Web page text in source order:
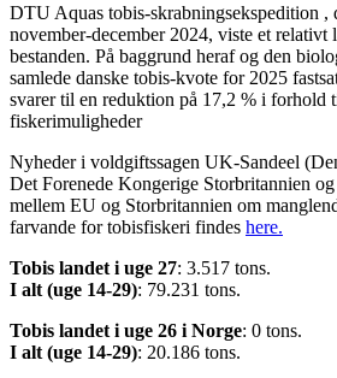
DTU Aquas tobis-skrabningsekspedition ,
november-december 2024, viste et
bestanden. På baggrund heraf og den
samlede danske tobis-kvote for 2025
svarer til en reduktion på 17,2 % i forhold
fiskerimuligheder
Nyheder i voldgiftssagen UK-Sandeel
Det Forenede Kongerige Storbritannien
mellem EU og Storbritannien om
farvande for tobisfiskeri findes here.
Tobis landet i uge 27: 3.517 tons.
I alt (uge 14-29): 79.231 tons.
Tobis landet i uge 26 i Norge: 0 tons.
I alt (uge 14-29): 20.186 tons.